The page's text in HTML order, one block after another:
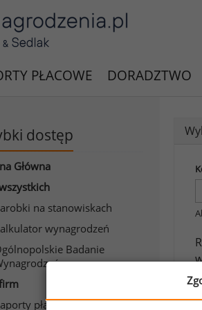
PŁACOWE DORADZTWO
dostęp
Główna
na stanowiskach
wynagrodzeń
Badanie
płacowe dla firm